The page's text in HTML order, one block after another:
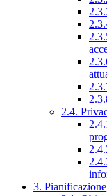
2.4.
3.